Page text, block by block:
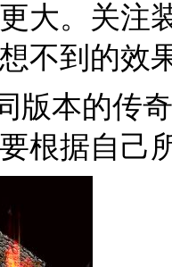
大。关注
不到的效
版本的传
根据自己